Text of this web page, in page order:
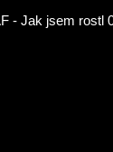
- Jak jsem rostl